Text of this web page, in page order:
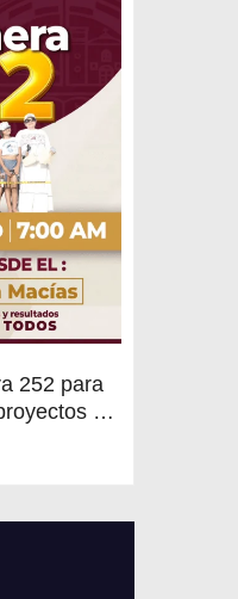
252 para
de